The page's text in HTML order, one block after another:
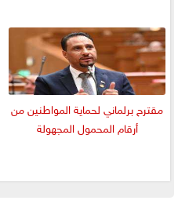
مقترح برلماني لحماية المواطنين من
أرقام المحمول المجهولة